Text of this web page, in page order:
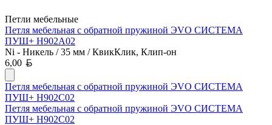
Петли мебельные
Петля мебельная с обратной пружиной ЭVO СИСТЕМА
ПУШ+ H902A02
Ni - Никель / 35 мм / КвикКлик, Клип-он
6,00
Петля мебельная с обратной пружиной ЭVO СИСТЕМА
ПУШ+ H902C02
Петля мебельная с обратной пружиной ЭVO СИСТЕМА
ПУШ+ H902C02